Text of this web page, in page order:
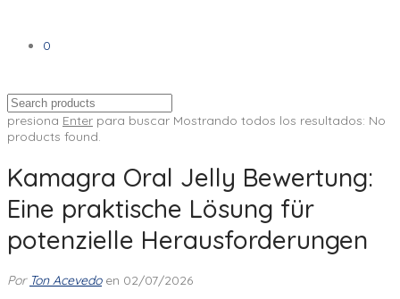
0
presiona Enter para buscar Mostrando todos los resultados: No
products found.
Kamagra Oral Jelly Bewertung:
Eine praktische Lösung für
potenzielle Herausforderungen
Por Ton Acevedo en 02/07/2026